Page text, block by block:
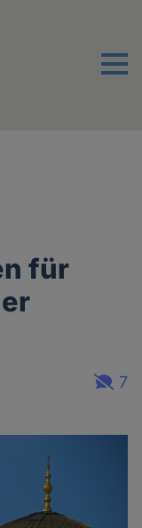
Menu
für
7